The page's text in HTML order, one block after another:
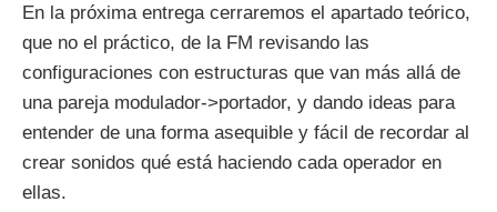
En la próxima entrega cerraremos el apartado teórico,
que no el práctico, de la FM revisando las
configuraciones con estructuras que van más allá de
una pareja modulador->portador, y dando ideas para
entender de una forma asequible y fácil de recordar al
crear sonidos qué está haciendo cada operador en
ellas.